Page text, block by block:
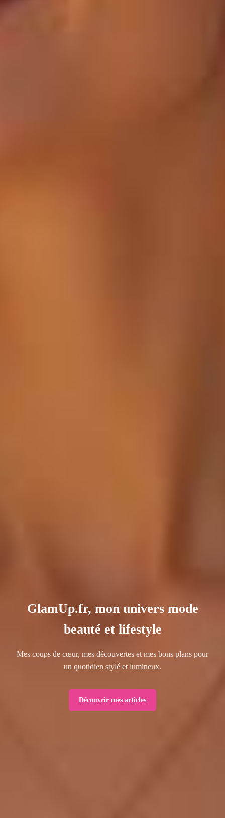
GlamUp.fr, mon univers mode
beauté et lifestyle
Mes coups de cœur, mes découvertes et mes bons plans pour
un quotidien stylé et lumineux.
Découvrir mes articles